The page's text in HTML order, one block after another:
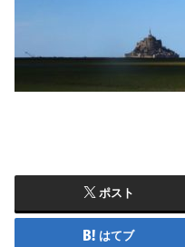
ポスト
はてブ